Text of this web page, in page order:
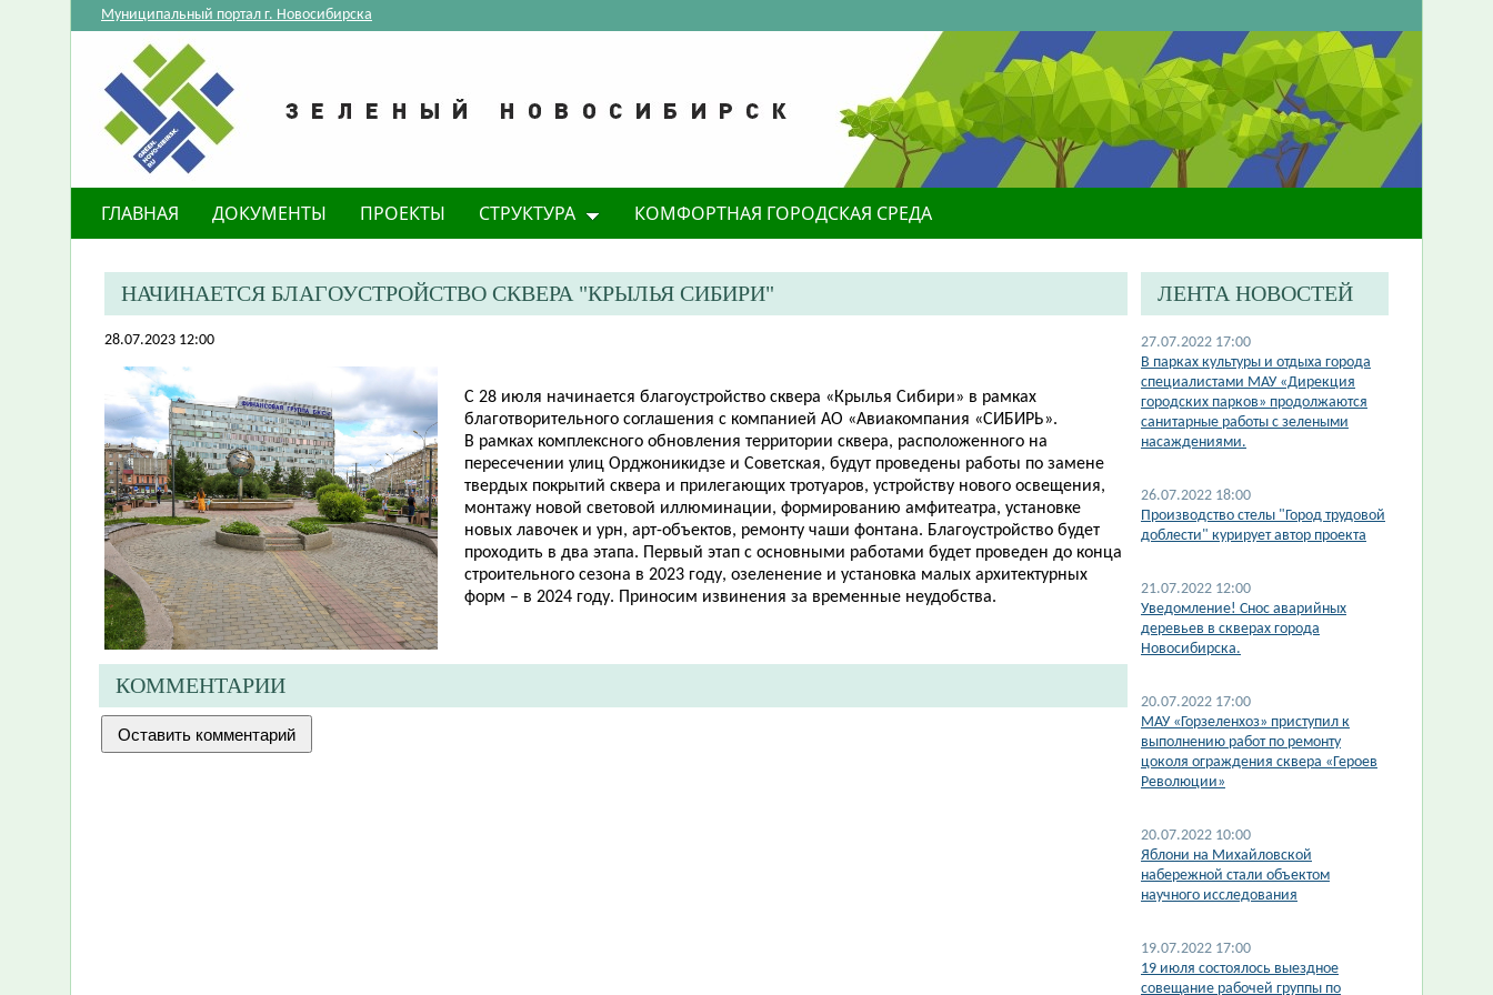
Муниципальный портал г. Новосибирска
ГЛАВНАЯ ДОКУМЕНТЫ ПРОЕКТЫ СТРУКТУРА КОМФОРТНАЯ ГОРОДСКАЯ СРЕДА
НАЧИНАЕТСЯ БЛАГОУСТРОЙСТВО СКВЕРА "КРЫЛЬЯ СИБИРИ"
28.07.2023 12:00
С 28 июля начинается благоустройство сквера «Крылья Сибири» в рамках
благотворительного соглашения с компанией АО «Авиакомпания «СИБИРЬ».
В рамках комплексного обновления территории сквера, расположенного на
пересечении улиц Орджоникидзе и Советская, будут проведены работы по замене
твердых покрытий сквера и прилегающих тротуаров, устройству нового освещения,
монтажу новой световой иллюминации, формированию амфитеатра, установке
новых лавочек и урн, арт-объектов, ремонту чаши фонтана. Благоустройство будет
проходить в два этапа. Первый этап с основными работами будет проведен до конца
строительного сезона в 2023 году, озеленение и установка малых архитектурных
форм – в 2024 году. Приносим извинения за временные неудобства.
КОММЕНТАРИИ
ЛЕНТА НОВОСТЕЙ
27.07.2022 17:00
В парках культуры и отдыха города
специалистами МАУ «Дирекция
городских парков» продолжаются
санитарные работы с зелеными
насаждениями.
26.07.2022 18:00
Производство стелы "Город трудовой
доблести" курирует автор проекта
21.07.2022 12:00
​Уведомление! Снос аварийных
деревьев в скверах города
Новосибирска.
20.07.2022 17:00
МАУ «Горзеленхоз» приступил к
выполнению работ по ремонту
цоколя ограждения сквера «Героев
Революции»
20.07.2022 10:00
​Яблони на Михайловской
набережной стали объектом
научного исследования
19.07.2022 17:00
19 июля состоялось выездное
совещание рабочей группы по